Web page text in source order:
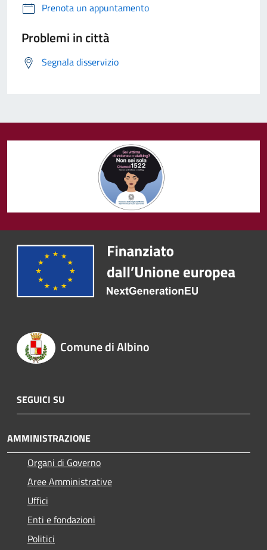
Prenota un appuntamento
Problemi in città
Segnala disservizio
Comune di Albino
SEGUICI SU
AMMINISTRAZIONE
Organi di Governo
Aree Amministrative
Uffici
Enti e fondazioni
Politici